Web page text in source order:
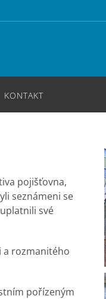
KONTAKT
pojišťovna,
seznámeni se
své
a rozmanitého
pořízeným